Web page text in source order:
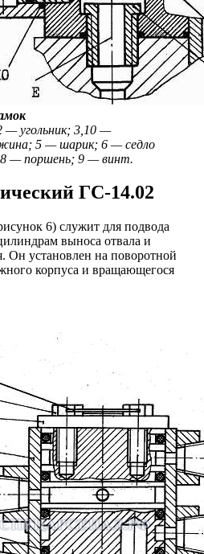
— угольник; 3,10 —
5 — шарик; 6 — седло
8 — поршень; 9 — винт.
ГС-14.02
6) служит для подвода
выноса отвала и
Он установлен на поворотной
корпуса и вращающегося